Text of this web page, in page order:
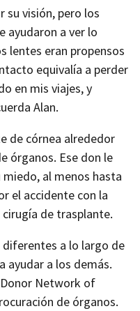
su visión, pero los
ayudaron a ver lo
lentes eran propensos
equivalía a perder
en mis viajes, y
Alan.
de córnea alrededor
órganos. Ese don le
al menos hasta
el accidente con la
de trasplante.
diferentes a lo largo de
ayudar a los demás.
Network of
de órganos.